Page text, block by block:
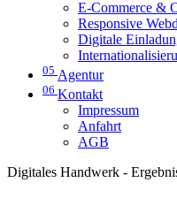
E-Commerce &
Responsive
Digitale
05 Agentur
06 Kontakt
Impressum
Anfahrt
AGB
Digitales Handwerk -